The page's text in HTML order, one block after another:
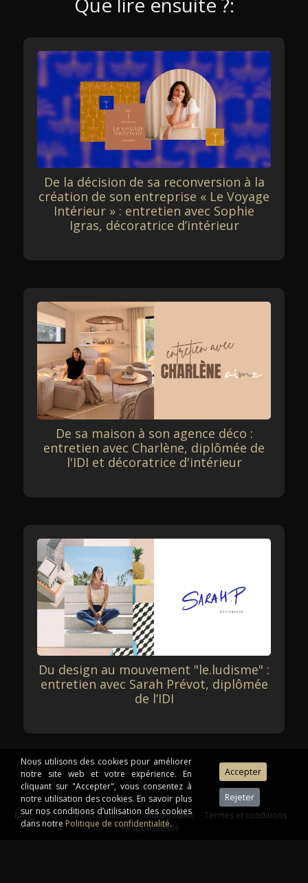
De la décision de sa reconversion à la
création de son entreprise « Le Voyage
Intérieur » : entretien avec Sophie
Igras, décoratrice d’intérieur
De sa maison à son agence déco :
entretien avec Charlène, diplômée de
l'IDI et décoratrice d'intérieur
Du design au mouvement "le.ludisme" :
entretien avec Sarah Prévot, diplômée
de l’IDI
Blog FAQs Droits d’auteur Confidentialité
Termes et conditions
Responsabilité
Nous utilisons des cookies pour améliorer
notre site web et votre expérience. En
cliquant sur "Accepter", vous consentez à
notre utilisation des cookies. En savoir plus
sur nos conditions d’utilisation des cookies
dans notre Politique de confidentialité.